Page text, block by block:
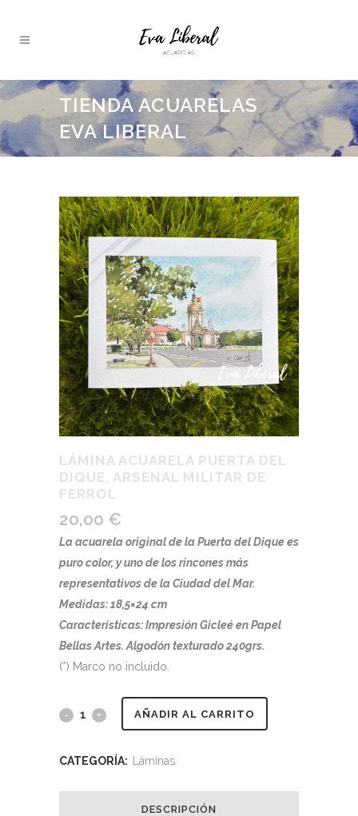
TIENDA ACUARELAS
EVA LIBERAL
LÁMINA ACUARELA PUERTA DEL
DIQUE, ARSENAL MILITAR DE
FERROL
20,00 €
La acuarela original de la Puerta del Dique es
puro color, y uno de los rincones más
representativos de la Ciudad del Mar.
Medidas: 18,5×24 cm
Características: Impresión Gicleé en Papel
Bellas Artes. Algodón texturado 240grs.
(*) Marco no incluido.
Lámina AÑADIR AL CARRITO
CATEGORÍA: Láminas
DESCRIPCIÓN